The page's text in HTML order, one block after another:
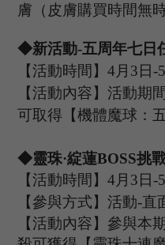
膚（皮膚購買時間無
◆新活動-五周年七日
【活動時間】4 月 3日-5
【活動內容】活動期
可取得 【機體魔球：
◆靈珠·綻蓮BOSS挑
【活動時間】4 月 3日-5
【參與方式】 活動-直
【活動內容】參與本